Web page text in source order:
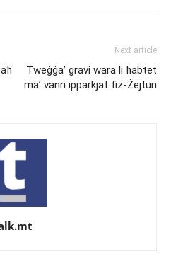
Next article
Tweġġa’ gravi wara li ħabtet
ma’ vann ipparkjat fiż-Żejtun